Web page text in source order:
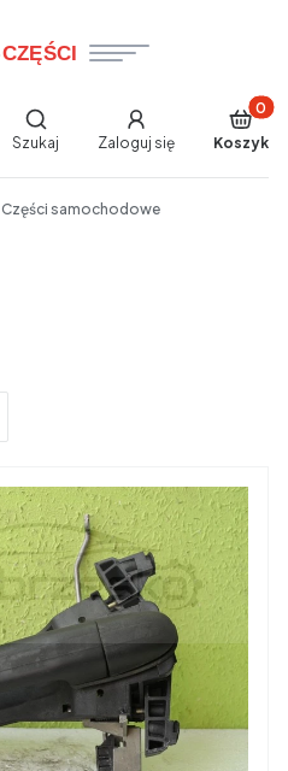
Otwórz wyszukiwarkę
Szukaj Zaloguj się Koszyk
Części samochodowe